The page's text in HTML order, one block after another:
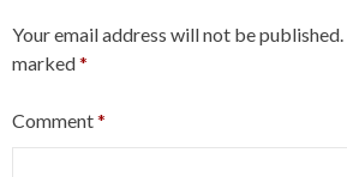
Your email address will not be published.
marked*
Comment*